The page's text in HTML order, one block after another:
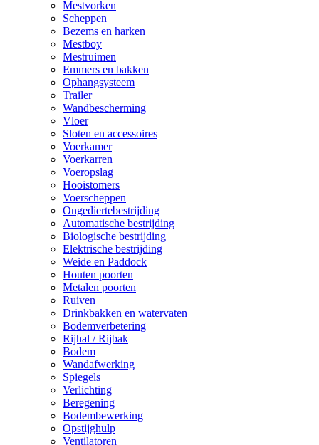
Mestvorken
Scheppen
Bezems en harken
Mestboy
Mestruimen
Emmers en bakken
Ophangsysteem
Trailer
Wandbescherming
Vloer
Sloten en accessoires
Voerkamer
Voerkarren
Voeropslag
Hooistomers
Voerscheppen
Ongediertebestrijding
Automatische bestrijding
Biologische bestrijding
Elektrische bestrijding
Weide en Paddock
Houten poorten
Metalen poorten
Ruiven
Drinkbakken en watervaten
Bodemverbetering
Rijhal / Rijbak
Bodem
Wandafwerking
Spiegels
Verlichting
Beregening
Bodembewerking
Opstijghulp
Ventilatoren